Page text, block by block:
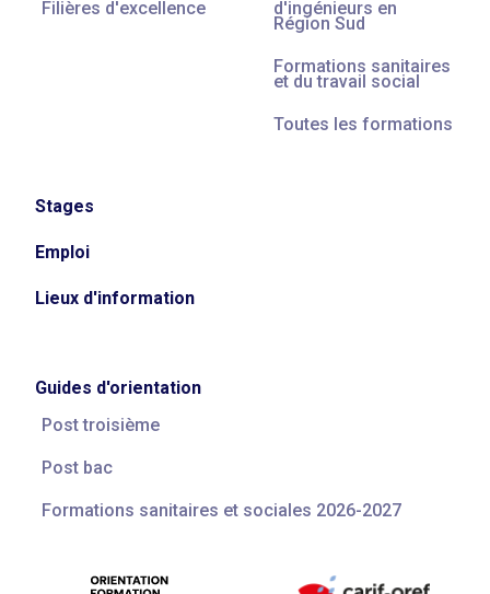
Filières d'excellence d'ingénieurs en
Région Sud
Formations sanitaires
et du travail social
Toutes les formations
Stages
Emploi
Lieux d'information
Guides d'orientation
Post troisième
Post bac
Formations sanitaires et sociales 2026-2027